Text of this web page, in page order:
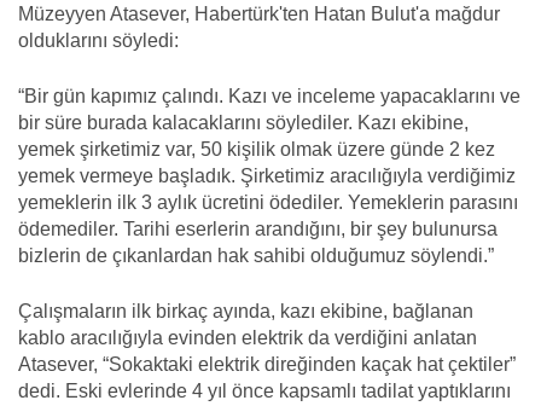
Müzeyyen Atasever, Habertürk'ten Hatan Bulut'a mağdur
olduklarını söyledi:
“Bir gün kapımız çalındı. Kazı ve inceleme yapacaklarını ve
bir süre burada kalacaklarını söylediler. Kazı ekibine,
yemek şirketimiz var, 50 kişilik olmak üzere günde 2 kez
yemek vermeye başladık. Şirketimiz aracılığıyla verdiğimiz
yemeklerin ilk 3 aylık ücretini ödediler. Yemeklerin parasını
ödemediler. Tarihi eserlerin arandığını, bir şey bulunursa
bizlerin de çıkanlardan hak sahibi olduğumuz söylendi.”
Çalışmaların ilk birkaç ayında, kazı ekibine, bağlanan
kablo aracılığıyla evinden elektrik da verdiğini anlatan
Atasever, “Sokaktaki elektrik direğinden kaçak hat çektiler”
dedi. Eski evlerinde 4 yıl önce kapsamlı tadilat yaptıklarını